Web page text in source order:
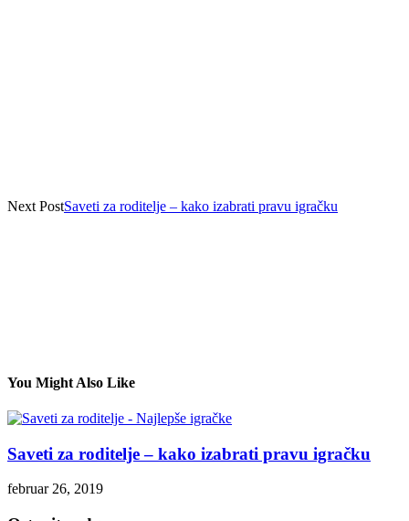
Next PostSaveti za roditelje – kako izabrati pravu igračku
You Might Also Like
Saveti za roditelje – kako izabrati pravu igračku
februar 26, 2019